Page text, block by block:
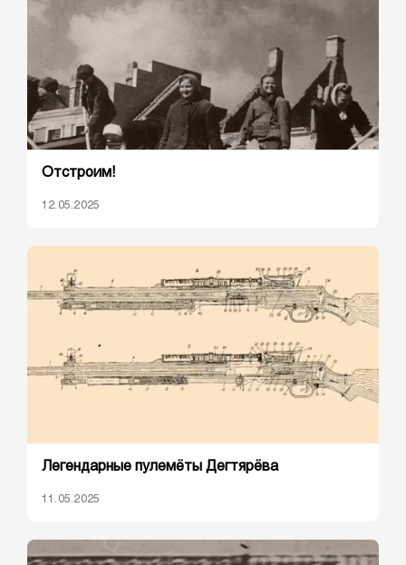
Отстроим!
12.05.2025
Легендарные пулемёты Дегтярёва
11.05.2025